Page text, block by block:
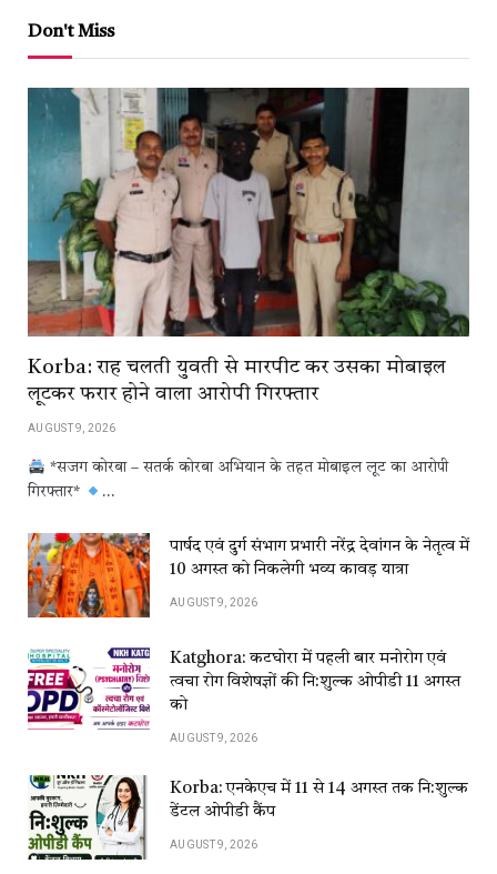
Don't Miss
Korba: राह चलती युवती से मारपीट कर उसका मोबाइल
लूटकर फरार होने वाला आरोपी गिरफ्तार
AUGUST 9, 2026
*सजग कोरबा – सतर्क कोरबा अभियान के तहत मोबाइल लूट का आरोपी
गिरफ्तार*
…
पार्षद एवं दुर्ग संभाग प्रभारी नरेंद्र देवांगन के नेतृत्व में
10 अगस्त को निकलेगी भव्य कावड़ यात्रा
AUGUST 9, 2026
Katghora: कटघोरा में पहली बार मनोरोग एवं
त्वचा रोग विशेषज्ञों की नि:शुल्क ओपीडी 11 अगस्त
को
AUGUST 9, 2026
Korba: एनकेएच में 11 से 14 अगस्त तक नि:शुल्क
डेंटल ओपीडी कैंप
AUGUST 9, 2026